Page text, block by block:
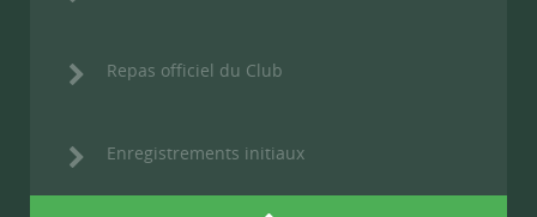
Repas officiel du Club
Enregistrements initiaux